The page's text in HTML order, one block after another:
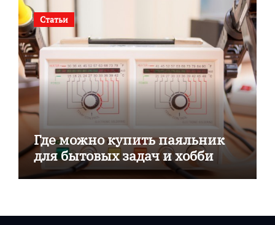
Статьи
Где можно купить паяльник
для бытовых задач и хобби